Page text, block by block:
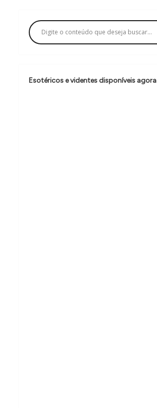
ç
ã
d
Esotéricos e videntes disponíveis agora